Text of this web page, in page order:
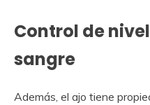
Control de
sangre
Además, el ajo tiene